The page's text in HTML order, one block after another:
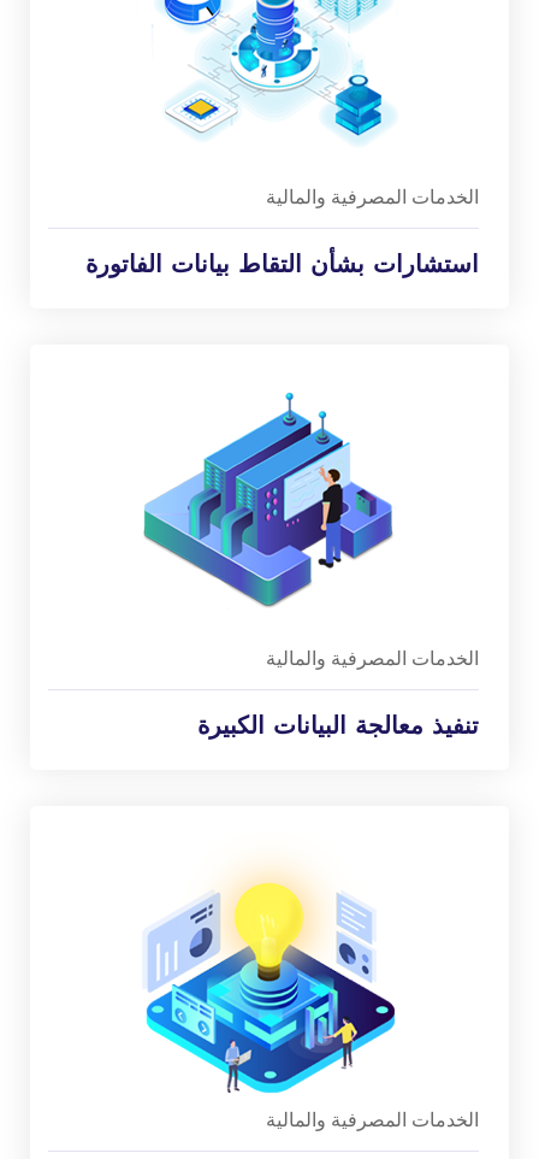
الخدمات المصرفية والمالية
استشارات بشأن التقاط بيانات الفاتورة
الخدمات المصرفية والمالية
تنفيذ معالجة البيانات الكبيرة
الخدمات المصرفية والمالية